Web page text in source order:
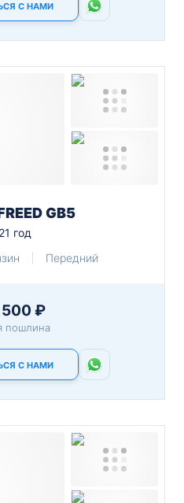
С НАМИ
GB5
год
Передний
₽
пошлина
С НАМИ